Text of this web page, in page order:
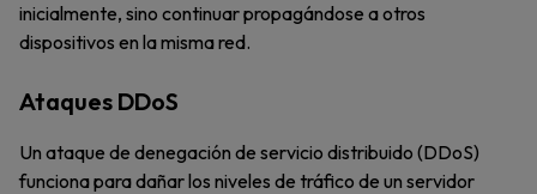
inicialmente, sino continuar propagándose a otros
dispositivos en la misma red.
Ataques DDoS
Un ataque de denegación de servicio distribuido (DDoS)
funciona para dañar los niveles de tráfico de un servidor